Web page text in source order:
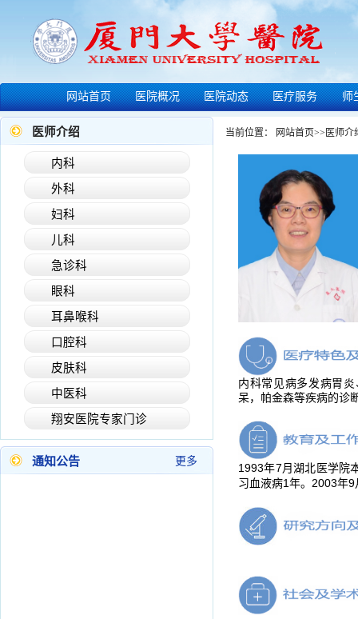
网站首页 医院概况 医院动态 医疗服务 师
医师介绍
内科
外科
妇科
儿科
急诊科
眼科
耳鼻喉科
口腔科
皮肤科
中医科
翔安医院专家门诊
通知公告 更多
当前位置： 网站首页>> 医师介
内科常见病多发病胃
呆，帕金森等疾病的诊
1993年7月湖北医学院
习血液病1年。2003年9